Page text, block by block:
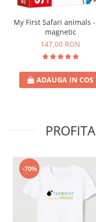
My First Safari animals -
magnetic
147,00 RON
ADAUGA IN COS
-70%